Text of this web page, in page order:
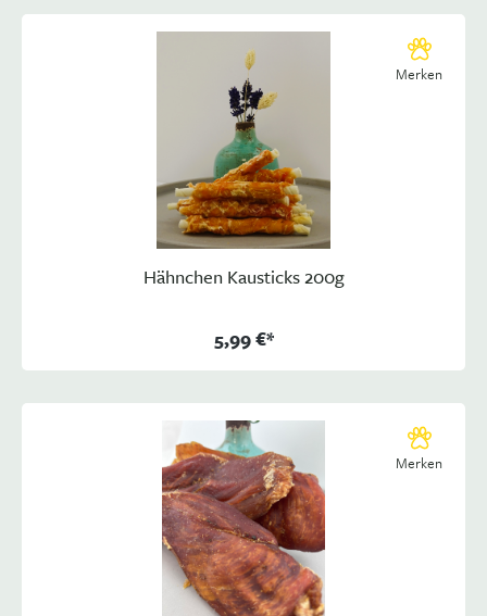
Merken
Hähnchen Kausticks 200g
5,99 €*
Merken